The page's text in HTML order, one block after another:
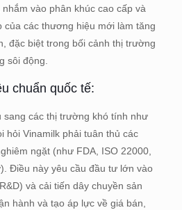
vào phân khúc cao cấp và
của các thương hiệu mới làm tăng
đặc biệt trong bối cảnh thị trường
sôi động.
chuẩn quốc tế:
sang các thị trường khó tính như
hỏi Vinamilk phải tuân thủ các
ngặt (như FDA, ISO 22000,
Điều này yêu cầu đầu tư lớn vào
và cải tiến dây chuyền sản
hành và tạo áp lực về giá bán,